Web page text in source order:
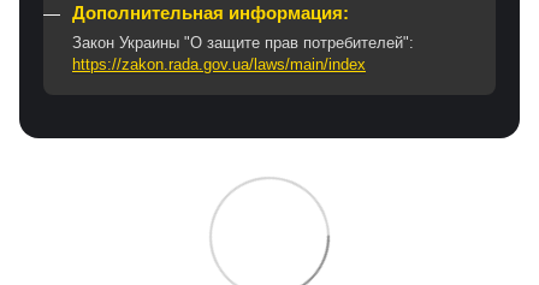
Дополнительная информация:
Закон Украины "О защите прав потребителей":
https://zakon.rada.gov.ua/laws/main/index